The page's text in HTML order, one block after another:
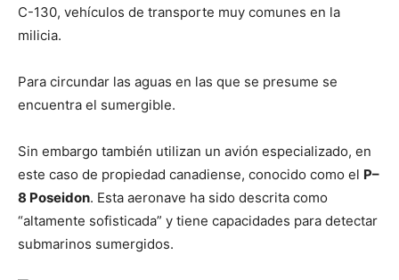
C-130, vehículos de transporte muy comunes en la
milicia.
Para circundar las aguas en las que se presume se
encuentra el sumergible.
Sin embargo también utilizan un avión especializado, en
este caso de propiedad canadiense, conocido como el P–
8 Poseidon. Esta aeronave ha sido descrita como
“altamente sofisticada” y tiene capacidades para detectar
submarinos sumergidos.